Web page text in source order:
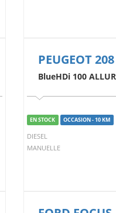
PEUGEOT
BlueHDi 100
EN STOCK OCCASION - 10 KM
DIESEL
MANUELLE